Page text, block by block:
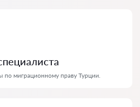
по миграционному праву Турции.